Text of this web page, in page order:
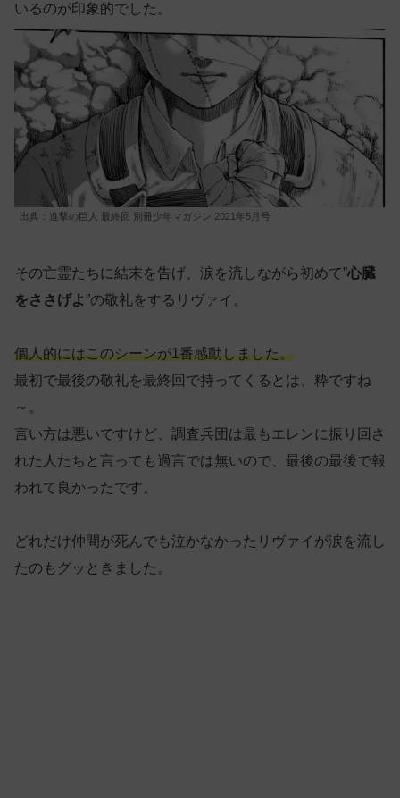
いるのが印象的でした。
出典：進撃の巨人 最終回 別冊少年マガジン 2021年5月号
その亡霊たちに結末を告げ、涙を流しながら初めて”心臓
をささげよ ”の敬礼をするリヴァイ。
個人的にはこのシーンが1番感動しました。
最初で最後の敬礼を最終回で持ってくるとは、粋ですね
～。
言い方は悪いですけど、調査兵団は最もエレンに振り回さ
れた人たちと言っても過言では無いので、最後の最後で報
われて良かったです。
どれだけ仲間が死んでも泣かなかったリヴァイが涙を流し
たのもグッときました。